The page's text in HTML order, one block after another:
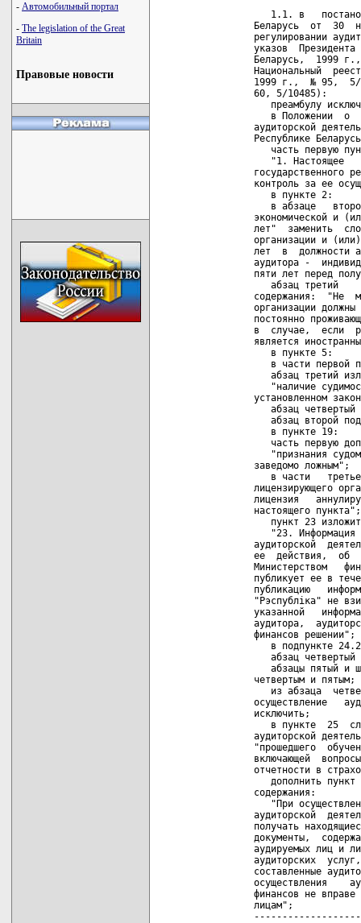
- Автомобильный портал
- The legislation of the Great
Britain
Правовые новости
1.1. в
Беларусь  от  30
регулировании
указов  Президента
Беларусь,  1999
Национальный
1999 г.,  № 95,
         60, 5/10485):
преамбулу
в Положении  о
аудиторской
Республике
часть первую
"1. Настоящее
государственного
контроль за ее
            в пункте 2:
в абзаце
экономической и
лет"  заменить
организации и
лет  в  должности
аудитора -
пяти лет перед
абзац третий
содержания:  "Не
организации должны
постоянно
в  случае,  если
является
            в пункте 5:
в части первой
абзац третий
"наличие
установленном
абзац четвертый
абзац второй
            в пункте 19:
часть первую
"признания
         заведомо ложным";
в части
лицензирующего
лицензия
         настоящего пункта";
пункт 23
"23. Информация
аудиторской
ее  действия,  об
Министерством
публикует ее в
публикацию
"Рэспублiка" не
указанной
аудитора,
         финансов решении";
в подпункте
абзац четвертый
абзацы пятый и
         четвертым и пятым;
из абзаца
осуществление
         исключить;
в пункте  25
аудиторской
"прошедшего
включающей
отчетности в
дополнить пункт
         содержания:
"При
аудиторской
получать
документы,
аудируемых лиц и
аудиторских
составленные
осуществления
финансов не вправе
         лицам";